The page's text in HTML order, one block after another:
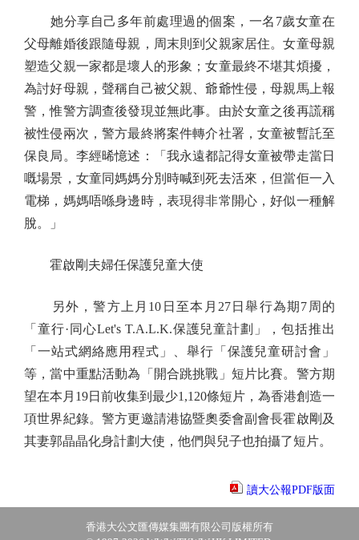
她分享自己多年前處理過的個案，一名7歲女童在
父母離婚後跟隨母親，周末則到父親家居住。女童母親
塑造父親一家都是壞人的形象；女童最終不堪其煩擾，
為討好母親，聲稱自己被父親、爺爺性侵，母親馬上報
警，惟警方調查後發現並無此事。由於女童之後再謊稱
被性侵兩次，警方最終將案件轉介社署，女童被暫託至
保良局。李經晞憶述：「我永遠都記得女童被帶走當日
嘅場景，女童同媽媽分別時喊到死去活來，但當佢一入
電梯，媽媽唔喺身邊時，表現得非常開心，好似一種解
脫。」
霍啟剛夫婦任保護兒童大使
另外，警方上月10日至本月27日舉行為期7周的
「童行·同心Let's T.A.L.K.保護兒童計劃」，包括推出
「一站式網絡應用程式」、舉行「保護兒童研討會」
等，當中重點活動為「開合跳挑戰」短片比賽。警方期
望在本月19日前收集到最少1,120條短片，為香港創造一
項世界紀錄。警方更邀請港協暨奧委會副會長霍啟剛及
其妻郭晶晶化身計劃大使，他們與兒子也拍攝了短片。
讀大公報PDF版面
香港大公文匯傳媒集團有限公司版權所有